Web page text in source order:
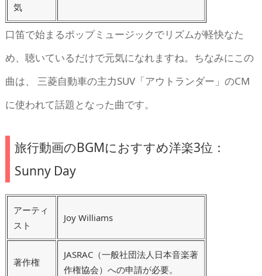
気
口笛で始まるポップミュージックでリズムが軽快なた
め、聴いているだけで元気になれますね。ちなみにこの
曲は、 三菱自動車の主力SUV「アウトランダー」のCM
に使われて話題となった曲です。
旅行動画のBGMにおすすめ洋楽3位：
Sunny Day
アーティ
スト
Joy Williams
著作権
JASRAC（一般社団法人日本音楽著
作権協会）への申請が必要。